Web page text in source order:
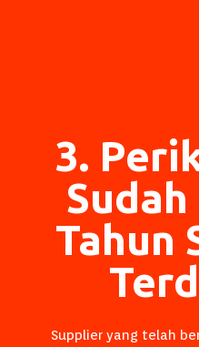
3.
Tahun
Supplier yang telah